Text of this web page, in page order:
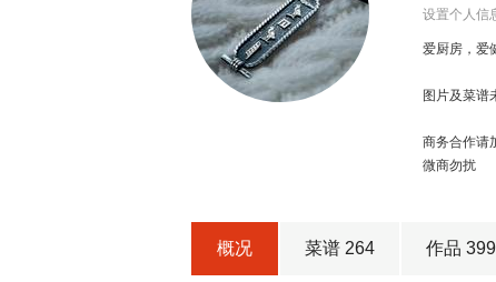
设置个人信
爱厨房，爱
图片及菜谱
商务合作请
微商勿扰
概况 菜谱 264 作品